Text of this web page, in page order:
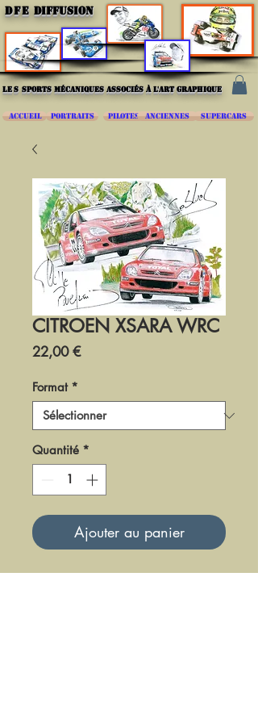
DFE DIFFUSION
les sports mécaniques associés à l'art graphique
ACCUEIL PORTRAITS PILOTES ANCIENNES SUPERCARS
CITROEN XSARA WRC
22,00 €Prix
Format *
Quantité *
Ajouter au panier
DR0502